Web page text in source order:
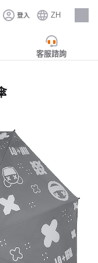
登入 ZH
人才招募
客服諮詢